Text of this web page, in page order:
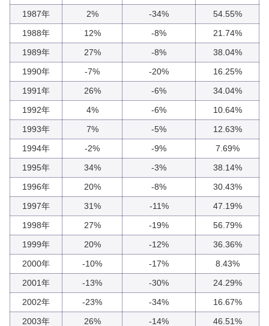
1987年
2% -34%
54.55%
1988年
12% -8%
21.74%
1989年
27% -8%
38.04%
1990年
-7% -20%
16.25%
1991年
26% -6%
34.04%
1992年
4% -6%
10.64%
1993年
7% -5%
12.63%
1994年
-2% -9%
7.69%
1995年
34% -3%
38.14%
1996年
20% -8%
30.43%
1997年
31% -11%
47.19%
1998年
27% -19%
56.79%
1999年
20% -12%
36.36%
2000年
-10% -17%
8.43%
2001年
-13% -30%
24.29%
2002年
-23% -34%
16.67%
2003年
26% -14% 46.51%